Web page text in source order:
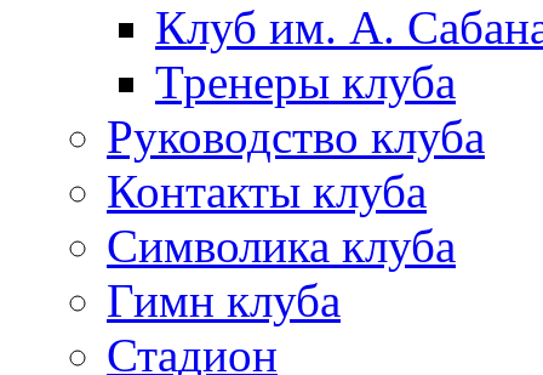
Клуб им. А.
Тренеры клуба
Руководство клуба
Контакты клуба
Символика клуба
Гимн клуба
Стадион